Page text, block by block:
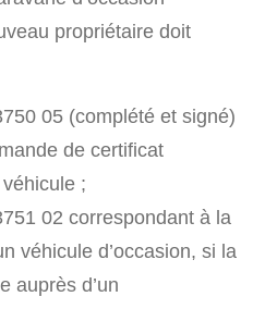
propriétaire doit
05 (complété et signé)
de certificat
véhicule ;
02 correspondant à la
véhicule d’occasion, si la
auprès d’un